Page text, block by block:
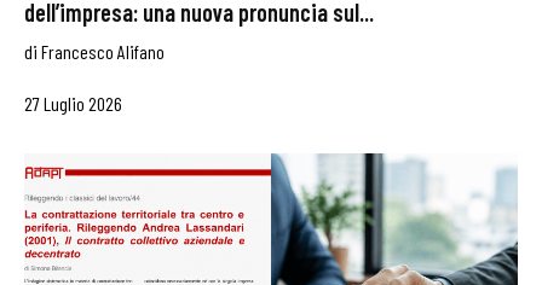
dell’impresa: una nuova pronuncia sul...
di Francesco Alifano
27 Luglio 2026